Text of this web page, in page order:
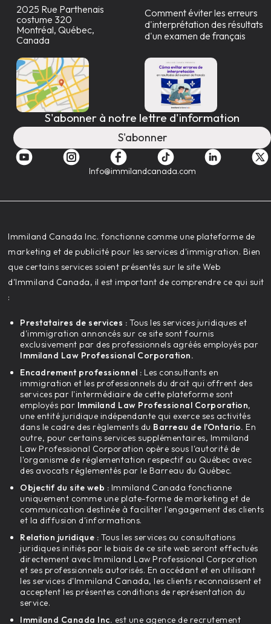
2025 Rue Parthenais
costume 320
Montréal, Québec,
Canada
Comment éviter les erreurs
d'interprétation des résultats
d'un examen de français
S'abonner à notre lettre d'information
S'abonner
Info@immilandcanada.com
‍Immiland Canada Inc. fonctionne comme une plateforme de
marketing et de publicité pour les services d'immigration. Bien
que certains services soient présentés sur le site Web
d'Immiland Canada, il est important de comprendre ce qui suit
:
Prestataires de services : Tous les services juridiques et
d'immigration annoncés sur ce site sont fournis
exclusivement par des professionnels agréés employés par
Immiland Law Professional Corporation.
Encadrement professionnel : Les consultants en
immigration et les professionnels du droit qui offrent des
services par l'intermédiaire de cette plateforme sont
employés par Immiland Law Professional Corporation,
une entité juridique indépendante qui exerce ses activités
dans le cadre des règlements du Barreau de l'Ontario. En
outre, pour certains services supplémentaires, Immiland
Law Professional Corporation opère sous l'autorité de
l'organisme de réglementation respectif au Québec avec
des avocats réglementés par le Barreau du Québec.
Objectif du site web : Immiland Canada fonctionne
uniquement comme une plate-forme de marketing et de
communication destinée à faciliter l'engagement des clients
et la diffusion d'informations.
Relation juridique : Tous les services ou consultations
juridiques initiés par le biais de ce site web seront effectués
directement avec Immiland Law Professional Corporation
et ses professionnels autorisés. En accédant et en utilisant
les services d'Immiland Canada, les clients reconnaissent et
acceptent les présentes conditions de représentation du
service.
Immiland Canada Inc. est une agence de recrutement